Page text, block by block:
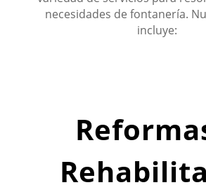
necesidades de fontanería.
incluye: